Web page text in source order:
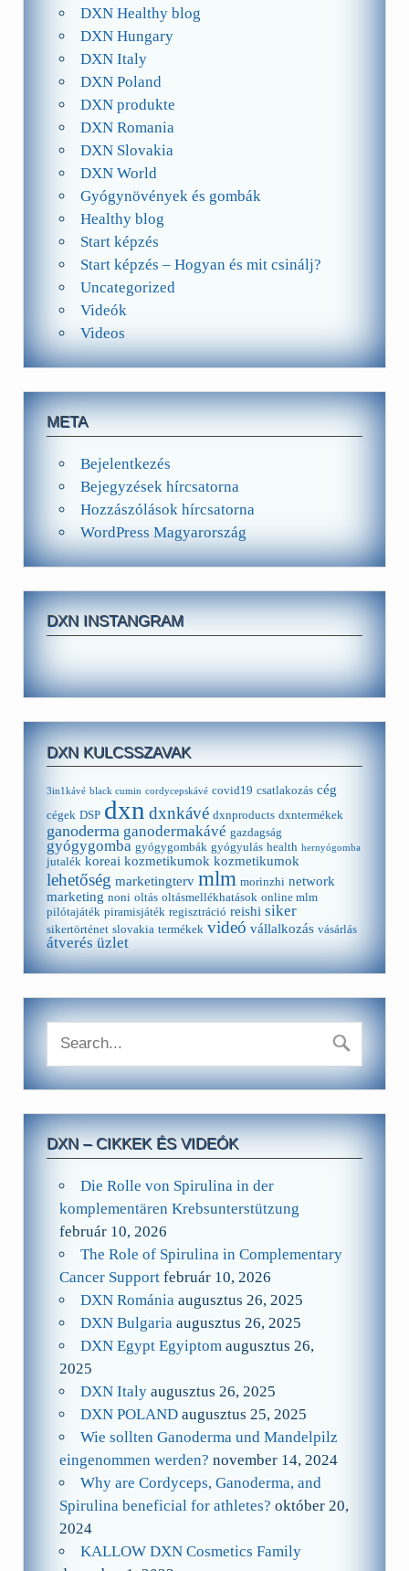
DXN Healthy blog
DXN Hungary
DXN Italy
DXN Poland
DXN produkte
DXN Romania
DXN Slovakia
DXN World
Gyógynövények és gombák
Healthy blog
Start képzés
Start képzés – Hogyan és mit csinálj?
Uncategorized
Videók
Videos
META
Bejelentkezés
Bejegyzések hírcsatorna
Hozzászólások hírcsatorna
WordPress Magyarország
DXN INSTANGRAM
DXN KULCSSZAVAK
3in1kávé black cumin cordycepskávé covid19 csatlakozás cég
cégek DSP dxn dxnkávé dxnproducts dxntermékek
ganoderma ganodermakávé gazdagság
gyógygomba gyógygombák gyógyulás health hernyógomba
jutalék koreai kozmetikumok kozmetikumok
lehetőség marketingterv mlm morinzhi network
marketing noni oltás oltásmellékhatások online mlm
pilótajáték piramisjáték regisztráció reishi siker
sikertörténet slovakia termékek videó vállalkozás vásárlás
átverés üzlet
DXN – CIKKEK ÉS VIDEÓK
Die Rolle von Spirulina in der
komplementären Krebsunterstützung
február 10, 2026
The Role of Spirulina in Complementary
Cancer Support február 10, 2026
DXN Románia augusztus 26, 2025
DXN Bulgaria augusztus 26, 2025
DXN Egypt Egyiptom augusztus 26,
2025
DXN Italy augusztus 26, 2025
DXN POLAND augusztus 25, 2025
Wie sollten Ganoderma und Mandelpilz
eingenommen werden? november 14, 2024
Why are Cordyceps, Ganoderma, and
Spirulina beneficial for athletes? október 20,
2024
KALLOW DXN Cosmetics Family